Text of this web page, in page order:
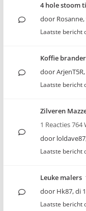
4 hole stoom
door Rosanne,
Laatste bericht
Koffie
doorArjenT5R,
Laatste bericht
Zilveren
1 Reacties 764
door loldave87
Laatste bericht
Leuke malers
door Hk87,di
Laatste bericht